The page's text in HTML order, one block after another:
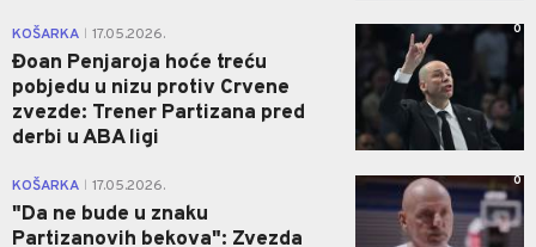
KOŠARKA 17.05.2026.
Đoan Penjaroja hoće treću
pobjedu u nizu protiv Crvene
zvezde: Trener Partizana pred
derbi u ABA ligi
0
KOŠARKA 17.05.2026.
"Da ne bude u znaku
Partizanovih bekova": Zvezda
0